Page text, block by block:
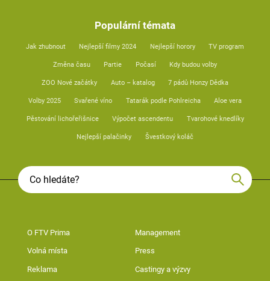
Populární témata
Jak zhubnout Nejlepší filmy 2024 Nejlepší horory TV program
Změna času Partie Počasí Kdy budou volby
ZOO Nové začátky Auto – katalog 7 pádů Honzy Dědka
Volby 2025 Svařené víno Tatarák podle Pohlreicha Aloe vera
Pěstování lichořeřišnice Výpočet ascendentu Tvarohové knedlíky
Nejlepší palačinky Švestkový koláč
O FTV Prima Management
Volná místa Press
Reklama Castingy a výzvy